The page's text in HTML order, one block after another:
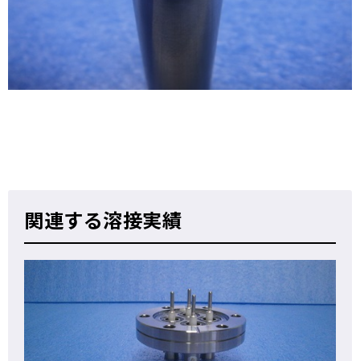
関連する溶接実績